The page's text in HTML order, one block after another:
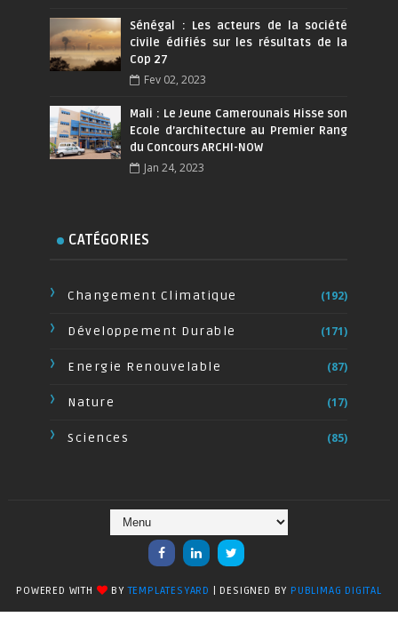
Sénégal : Les acteurs de la société
civile édifiés sur les résultats de la
Cop 27
Fev 02, 2023
Mali : Le Jeune Camerounais Hisse son
Ecole d’architecture au Premier Rang
du Concours ARCHI-NOW
Jan 24, 2023
CATÉGORIES
Changement Climatique (192)
Développement Durable (171)
Energie Renouvelable (87)
Nature (17)
Sciences (85)
POWERED WITH BYTEMPLATESYARD | DESIGNED BY PUBLIMAG DIGITAL